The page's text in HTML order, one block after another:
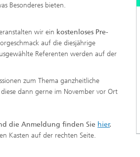
Besonderes bieten.
wir ein kostenloses Pre-
auf die diesjährige
Referenten werden auf der
zum Thema ganzheitliche
dann gerne im November vor Ort
die Anmeldung finden Sie hier.
Kasten auf der rechten Seite.